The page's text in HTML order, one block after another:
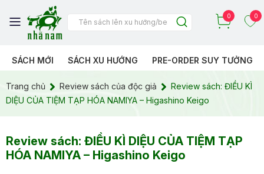
0 0
SÁCH MỚI SÁCH XU HƯỚNG PRE-ORDER SUY TƯỞNG
Trang chủ Review sách của độc giả
Review sách: ĐIỀU KÌ
DIỆU CỦA TIỆM TẠP HÓA NAMIYA – Higashino Keigo
Review sách: ĐIỀU KÌ DIỆU CỦA TIỆM TẠP
HÓA NAMIYA – Higashino Keigo